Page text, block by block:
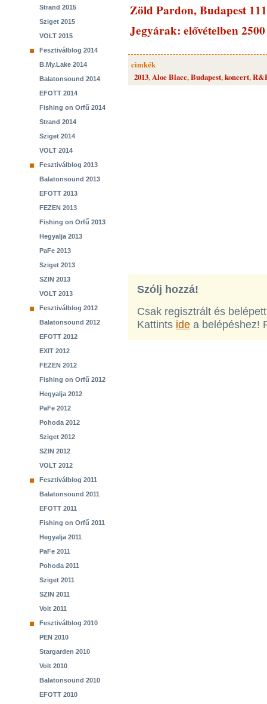
Strand 2015
Sziget 2015
VOLT 2015
Fesztiválblog 2014
B.My.Lake 2014
Balatonsound 2014
EFOTT 2014
Fishing on Orfű 2014
Strand 2014
Sziget 2014
VOLT 2014
Fesztiválblog 2013
Balatonsound 2013
EFOTT 2013
FEZEN 2013
Fishing on Orfű 2013
Hegyalja 2013
PaFe 2013
Sziget 2013
SZIN 2013
VOLT 2013
Fesztiválblog 2012
Balatonsound 2012
EFOTT 2012
EXIT 2012
FEZEN 2012
Fishing on Orfű 2012
Hegyalja 2012
PaFe 2012
Pohoda 2012
Sziget 2012
SZIN 2012
VOLT 2012
Fesztiválblog 2011
Balatonsound 2011
EFOTT 2011
Fishing on Orfű 2011
Hegyalja 2011
PaFe 2011
Pohoda 2011
Sziget 2011
SZIN 2011
Volt 2011
Fesztiválblog 2010
PEN 2010
Stargarden 2010
Volt 2010
Balatonsound 2010
EFOTT 2010
Zöld Pardon, Budapest
Jegyárak: elővételben
cimkék
2013,Aloe Blacc,Budapest,koncert,
Szólj hozzá!
Csak regisztrált és
Kattints ide a belépéshez!